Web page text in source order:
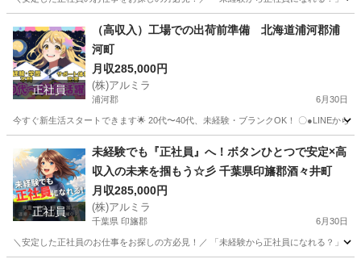
工場 未経験
正社員
（高収入）工場での出荷前準備 北海道浦河郡浦
河町
月収285,000円
(株)アルミラ
浦河郡 6月30日
今すぐ新生活スタートできます🌟 20代〜40代、未経験・ブランクOK！ 〇●LINEから
工場 未経験
正社員
未経験でも『正社員』へ！ボタンひとつで安定×高
収入の未来を掴もう☆彡 千葉県印旛郡酒々井町
月収285,000円
(株)アルミラ
千葉県 印旛郡 6月30日
＼安定した正社員のお仕事をお探しの方必見！／ 「未経験から正社員になれる？」